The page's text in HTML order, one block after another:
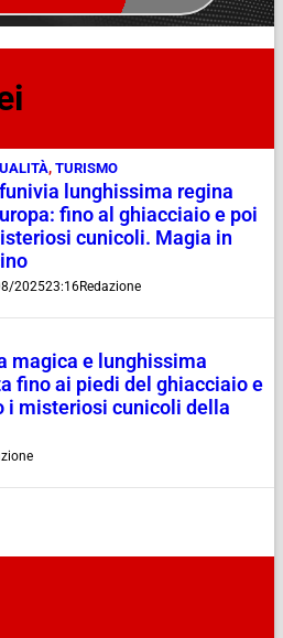
, TURISMO
lunghissima regina
fino al ghiacciaio e poi
cunicoli. Magia in
202523:16Redazione
magica e lunghissima
fino ai piedi del ghiacciaio e
i misteriosi cunicoli della